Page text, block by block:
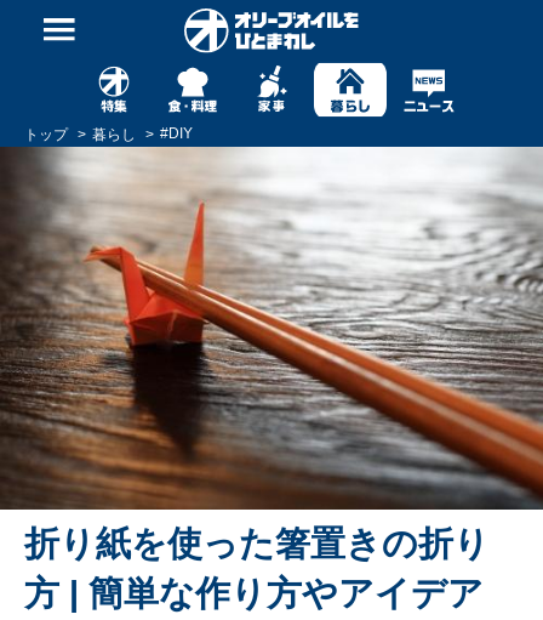
トップ 暮らし #DIY
折り紙を使った箸置きの折り
方 | 簡単な作り方やアイデア